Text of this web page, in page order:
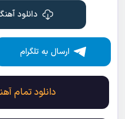
دانلود
ارسال به تلگرام
دانلود تمام آهنگ